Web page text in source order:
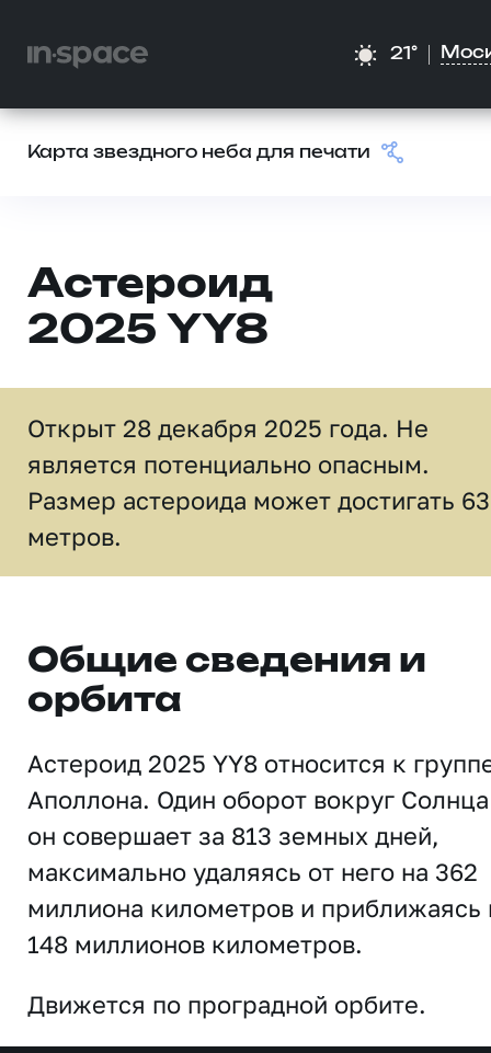
21°
Карта звездного неба для печати
Астероид
2025 YY8
Открыт 28 декабря 2025 года. Не
является потенциально опасным.
Размер астероида может достигать 63
метров.
Общие сведения и
орбита
Астероид 2025 YY8 относится к
Аполлона. Один оборот вокруг Солнца
он совершает за 813 земных дней,
максимально удаляясь от него на 362
миллиона километров и приближаясь
148 миллионов километров.
Движется по проградной орбите.